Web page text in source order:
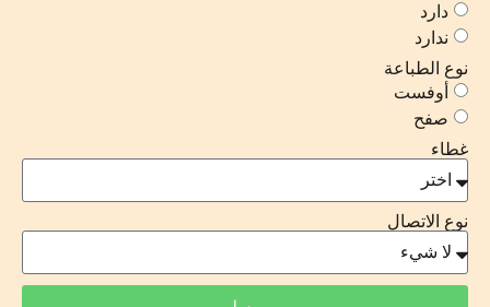
دارد
ندارد
نوع الطباعة
أوفست
صفح
غطاء
نوع الاتصال